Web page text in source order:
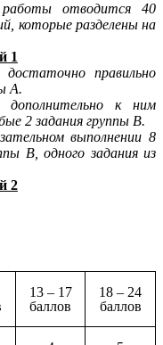
работы отводится 40
которые разделены на
1
правильно
А.
к ним
2 задания группы В.
выполнении 8
В, одного задания из
2
13 – 17
баллов
18 – 24
баллов